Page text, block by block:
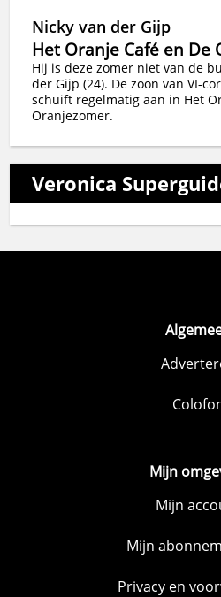
Nicky van der Gijp
Het Oranje Café en De
Hij is deze zomer niet van de
der Gijp (24). De zoon van VI-
schuift regelmatig aan in Het
Oranjezomer.
Veronica
Mijn
Mijn
Mijn
Privacy en